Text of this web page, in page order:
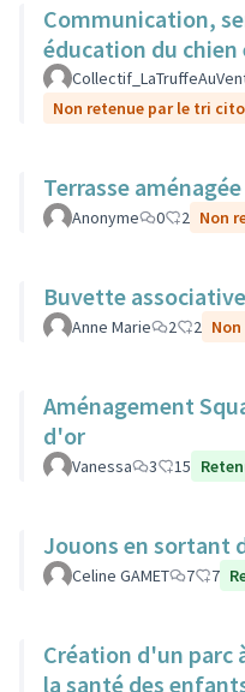
Communication,
éducation du chien
Non retenue par le tri
Terrasse aménagée
Anonyme 0 2 Non
Buvette associative
Anne Marie 2 2
Aménagement
d'or
Vanessa 3 15
Jouons en sortant
Celine GAMET 7 7
Création d'un parc
la santé des